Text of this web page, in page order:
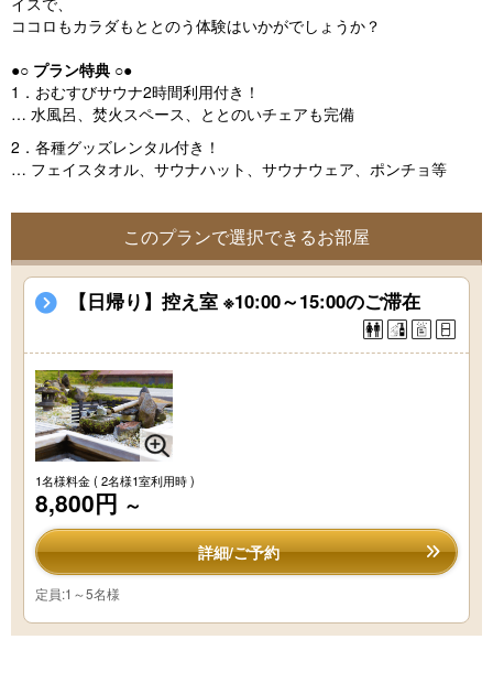
ココロもカラダもととのう体験はいかがでしょうか？
●○ プラン特典 ○●
1．おむすびサウナ2時間利用付き！
… 水風呂、焚火スペース、ととのいチェアも完備
2．各種グッズレンタル付き！
… フェイスタオル、サウナハット、サウナウェア、ポンチョ等
このプランで選択できるお部屋
【日帰り】控え室 ※10:00～15:00のご滞在
1名様料金( 2名様1室利用時 )
8,800円 ～
詳細/ご予約
定員:1～5名様